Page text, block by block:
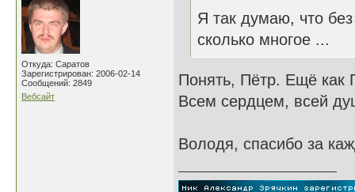
Откуда: Саратов
Зарегистрирован: 2006-02-14
Сообщений: 2849
Вебсайт
Я так думаю, что без
сколько многое ...
Понять, Пётр. Ещё
Всем сердцем, всей
Володя, спасибо за